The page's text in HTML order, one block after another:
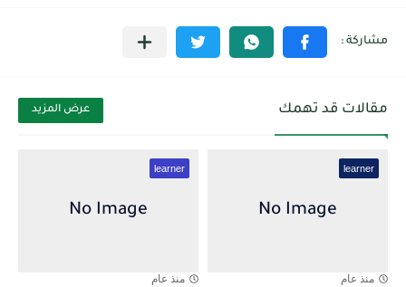
مقالات قد تهمك عرض المزيد
learner
منذ عام
learner
منذ عام